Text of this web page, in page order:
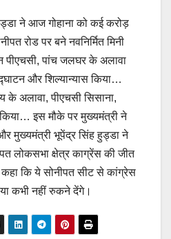
ने आज गोहाना को कई करोड़
रोड पर बने नवनिर्मित मिनी
पांच जलघर के अलावा
और शिल्यान्यास किया…
के अलावा, पीएचसी सिसाना,
इस मौके पर मुख्यमंत्री ने
मुख्यमंत्री भूपेंद्र सिंह हुड्डा ने
लोकसभा क्षेत्र काग्रेंस की जीत
कि ये सोनीपत सीट से कांग्रेस
कभी नहीं रुकने देंगे।